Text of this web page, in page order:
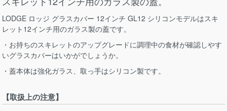
LODGE ロッジ グラスカバー 12インチ GL12 シリコンモデルはスキ
レット12インチ用のガラス製の蓋です。
・お持ちのスキレットのアップグレードに調理中の食材が確認しやす
いグラスカバーはいかがでしょうか。
・蓋本体は強化ガラス、取っ手はシリコン製です。
【取扱上の注意】